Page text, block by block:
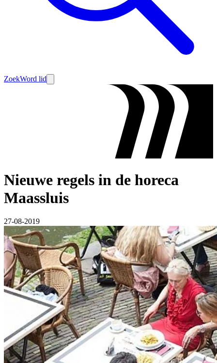
ZoekWord lid
Nieuwe regels in de horeca
Maassluis
27-08-2019